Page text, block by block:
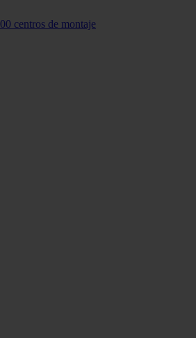
centros de montaje